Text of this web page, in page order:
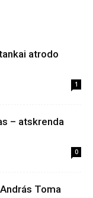
atrodo
1
– atskrenda
0
Toma